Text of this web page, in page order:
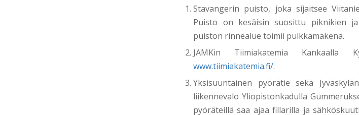
Stavangerin puisto, joka sijaitsee
Puisto on kesäisin suosittu piknikien
puiston rinnealue toimii pulkkamäkenä.
JAMKin Tiimiakatemia Kankaalla
www.tiimiakatemia.fi/.
Yksisuuntainen pyörätie sekä
liikennevalo Yliopistonkadulla
pyöräteillä saa ajaa fillarilla ja